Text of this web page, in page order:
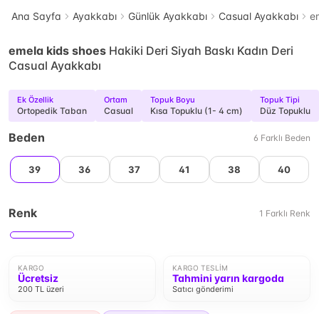
Ana Sayfa Ayakkabı Günlük Ayakkabı Casual Ayakkabı
emela kids shoes Hakiki Deri Siyah Baskı Kadın Deri
Casual Ayakkabı
Ek Özellik
Ortopedik Taban
Ortam
Casual
Topuk Boyu
Kısa Topuklu (1- 4 cm)
Topuk Tipi
Düz Topuklu
Beden 6 Farklı Beden
39 36 37 41 38 40
Renk 1 Farklı Renk
KARGO
Ücretsiz
200 TL üzeri
KARGO TESLIM
Tahmini yarın kargoda
Satıcı gönderimi